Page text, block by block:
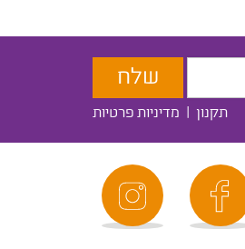
תקנון | מדיניות פרטיות